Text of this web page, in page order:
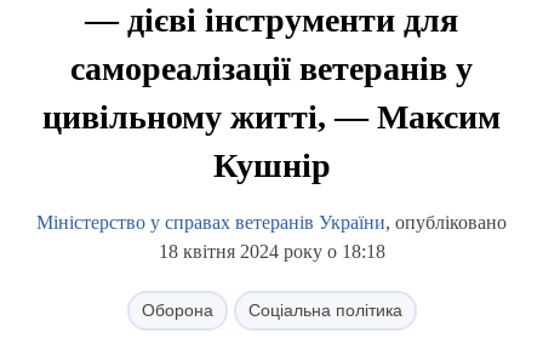
— дієві інструменти для
самореалізації ветеранів у
цивільному житті, — Максим
Кушнір
Міністерство у справах ветеранів України, опубліковано
18 квітня 2024 року о 18:18
Оборона Соціальна політика